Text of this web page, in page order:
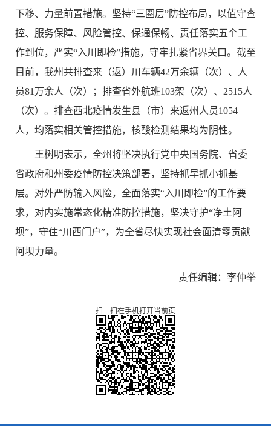
下移、力量前置措施。坚持“三圈层”防控布局，以值守查
控、服务保障、风险管控、保通保畅、责任落实五个工
作到位，严实“入川即检”措施，守牢扎紧省界关口。 截至
目前，我州共排查来（返）川车辆42万余辆（次）、人
员81万余人（次）； 排查省外航班103架 （次） 、2515人
（次）。排查西北疫情发生县（市）来返州人员1054
人，均落实相关管控措施，核酸检测结果均为阴性。
王树明表示，全州将坚决执行党中央国务院、省委
省政府和州委疫情防控决策部署，坚持抓早抓小抓基
层。对外严防输入风险，全面落实“入川即检”的工作要
求，对内实施常态化精准防控措施，坚决守护“净土阿
坝”，守住“川西门户”，为全省尽快实现社会面清零贡献
阿坝力量。
责任编辑：李仲举
扫一扫在手机打开当前页